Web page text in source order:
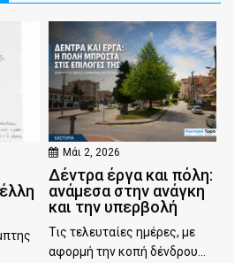
Μάι 2, 2026
Δέντρα έργα και πόλη:
ανάμεσα στην ανάγκη
και την υπερβολή
Τις τελευταίες ημέρες, με
αφορμή την κοπή δένδρου...